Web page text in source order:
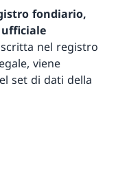
fondiario,
nel registro
viene
set di dati della